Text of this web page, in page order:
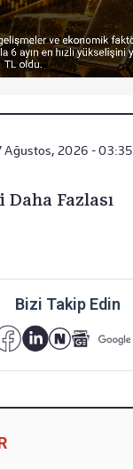
Ağustos, 2026 - 03:35
Fazlası
Bizi Takip Edin